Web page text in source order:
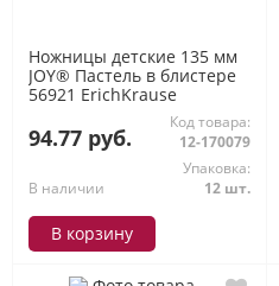
Ножницы детские 135 мм
JOY® Пастель в блистере
56921 ErichKrause
94.77 руб.
Код товара:
12-170079
В наличии
Упаковка:
12 шт.
В корзину